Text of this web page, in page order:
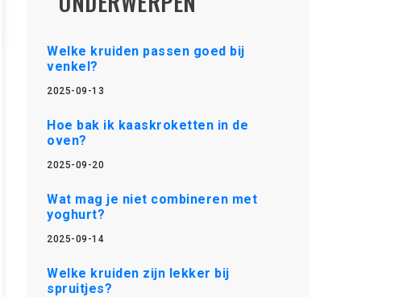
Welke kruiden passen goed bij
venkel?
2025-09-13
Hoe bak ik kaaskroketten in de
oven?
2025-09-20
Wat mag je niet combineren met
yoghurt?
2025-09-14
Welke kruiden zijn lekker bij
spruitjes?